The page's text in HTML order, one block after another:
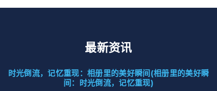
最新资讯
时光倒流，记忆重现：相册里的美好瞬间(相册里的美好瞬
间：时光倒流，记忆重现)